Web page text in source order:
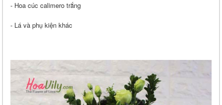
- Hoa cúc calimero trắng
- Lá và phụ kiện khác